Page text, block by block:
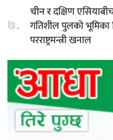
७.
चीन रदक्षिण
गतिशील पुलको भूमिका
परराष्ट्रमन्त्री खनाल